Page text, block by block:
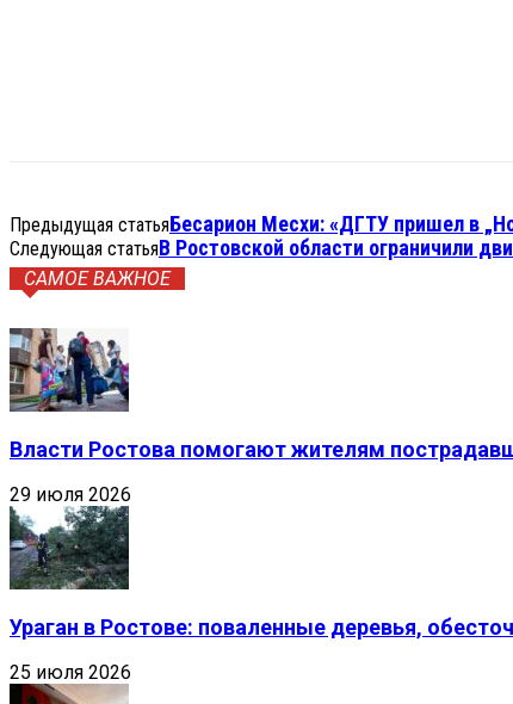
Предыдущая статьяБесарион Месхи: «ДГТУ пришел в
Следующая статьяВ Ростовской области ограничили
САМОЕ ВАЖНОЕ
Власти Ростова помогают жителям
29 июля 2026
Ураган в Ростове: поваленные деревья,
25 июля 2026